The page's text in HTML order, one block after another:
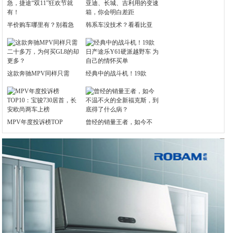
半价购车哪里有？别着急 韩系车没技术？看看比亚
这款奔驰MPV同样只需 经典中的战斗机！19款
MPV年度投诉榜TOP 曾经的销量王者，如今不